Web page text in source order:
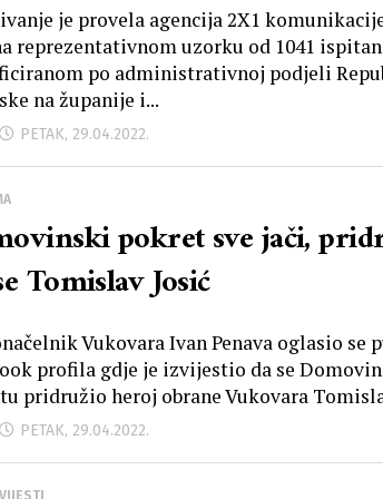
u Sabor, Možemo, Most i
u vlast
je provela agencija 2X1 komunikacije
reprezentativnom uzorku od 1041
po administrativnoj podjeli
na županije i...
PETAK, 29.04.2022.
pokret sve jači,
Tomislav Josić
Vukovara Ivan Penava oglasio se
profila gdje je izvijestio da se
pridružio heroj obrane Vukovara
PETAK, 29.04.2022.